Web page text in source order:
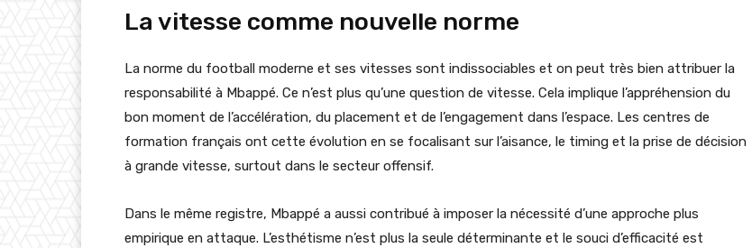
La vitesse comme nouvelle norme
La norme du football moderne et ses vitesses sont indissociables et on peut très bien attribuer la
responsabilité à Mbappé. Ce n’est plus qu’une question de vitesse. Cela implique l’appréhension du
bon moment de l’accélération, du placement et de l’engagement dans l’espace. Les centres de
formation français ont cette évolution en se focalisant sur l’aisance, le timing et la prise de décision
à grande vitesse, surtout dans le secteur offensif.
Dans le même registre, Mbappé a aussi contribué à imposer la nécessité d’une approche plus
empirique en attaque. L’esthétisme n’est plus la seule déterminante et le souci d’efficacité est